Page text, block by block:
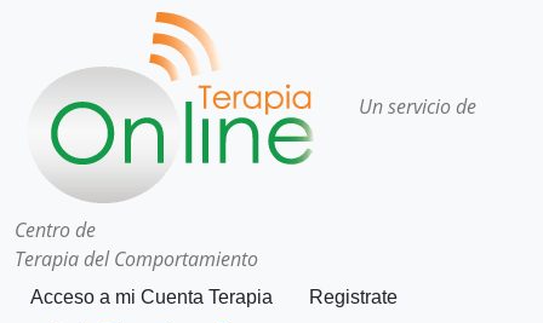
Un servicio de
Centro de
Terapia del Comportamiento
Acceso a mi Cuenta Terapia
Registrate